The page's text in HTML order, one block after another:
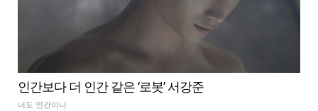
인간보다 더 인간 같은 ‘로봇’ 서강준
너도 인간이니